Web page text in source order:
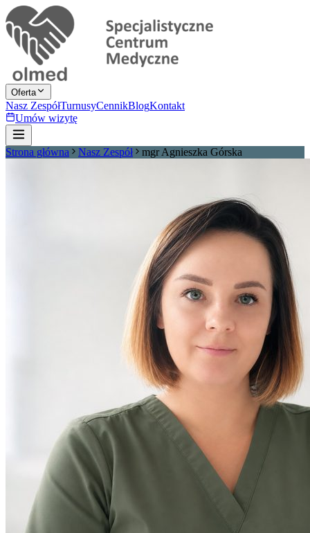
Oferta
Nasz ZespółTurnusyCennikBlogKontakt
Umów wizytę
Strona główna Nasz Zespół mgr Agnieszka Górska